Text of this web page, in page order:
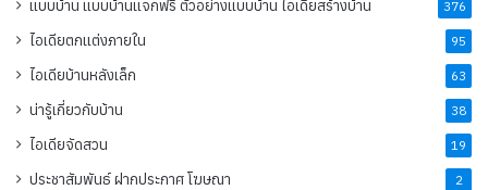
แบบบ้าน แบบบ้านแจกฟรี ตัวอย่างแบบบ้าน ไอเดียสร้างบ้าน 376
ไอเดียตกแต่งภายใน 95
ไอเดียบ้านหลังเล็ก 63
น่ารู้เกี่ยวกับบ้าน 38
ไอเดียจัดสวน 19
ประชาสัมพันธ์ ฝากประกาศ โฆษณา 2